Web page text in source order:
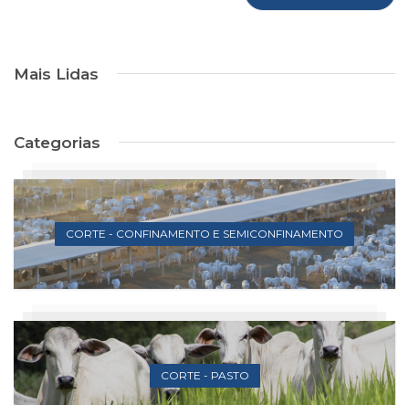
Mais Lidas
Categorias
CORTE - CONFINAMENTO E SEMICONFINAMENTO
CORTE - PASTO